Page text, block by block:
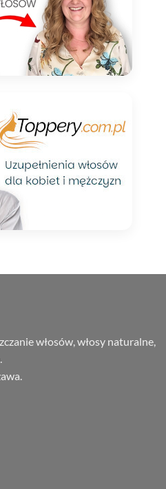
włosów, włosy naturalne,